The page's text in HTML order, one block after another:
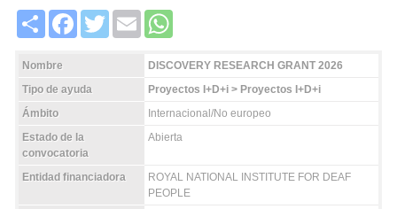
Share FacebookTwitter Email
Nombre
DISCOVERY RESEARCH GRANT 2026
Tipo de ayuda
Proyectos I+D+i > Proyectos I+D+i
Ámbito
Internacional/No europeo
Estado de la
convocatoria
Abierta
Entidad financiadora
ROYAL NATIONAL INSTITUTE FOR DEAF
PEOPLE